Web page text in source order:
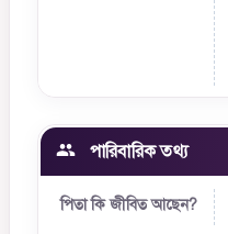
পারিবারিক তথ্য
পিতা কি জীবিত আছেন?